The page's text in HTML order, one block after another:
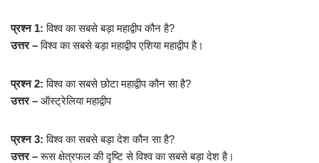
प्रश्न 1: विश्व का सबसे बड़ा महाद्वीप कौन है?
उत्तर –विश्व का सबसे बड़ा महाद्वीप एशिया महाद्वीप है।
प्रश्न 2: विश्व का सबसे छोटा महाद्वीप कौन सा है?
उत्तर – ऑस्ट्रेलिया महाद्वीप
प्रश्न 3: विश्व का सबसे बड़ा देश कौन सा है?
उत्तर –रूस क्षेत्रफल की दृष्टि से विश्व का सबसे बड़ा देश है।